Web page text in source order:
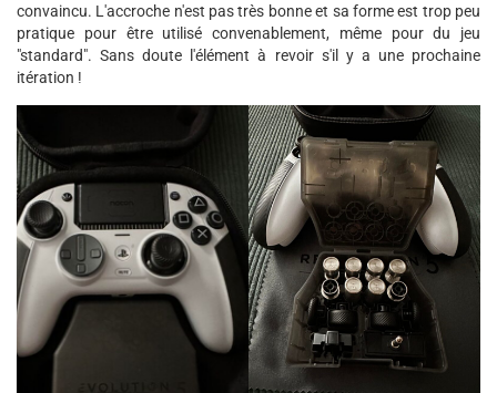
convaincu. L'accroche n'est pas très bonne et sa forme est trop peu
pratique pour être utilisé convenablement, même pour du jeu
"standard". Sans doute l'élément à revoir s'il y a une prochaine
itération !